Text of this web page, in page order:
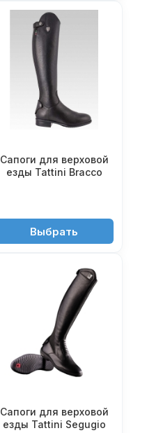
Сапоги для верховой
езды Tattini Bracco
25'550 ₽Выбрать
Сапоги для верховой
езды Tattini Segugio